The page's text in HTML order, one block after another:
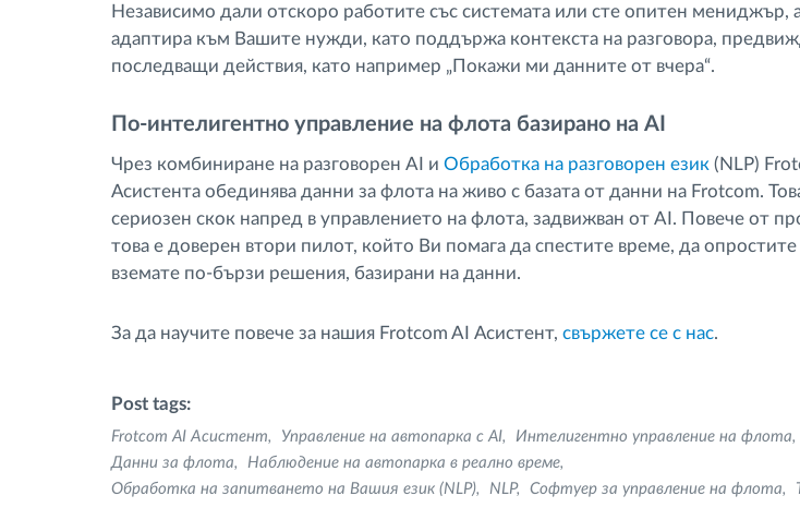
Независимо дали отскоро работите със системата или сте опитен мениджър,
адаптира към Вашите нужди, като поддържа контекста на разговора,
последващи действия, като например „Покажи ми данните от вчера“.
По-интелигентно управление на флота базирано на AI
Чрез комбиниране на разговорен AI и Обработка на разговорен език (NLP)
Асистента обединява данни за флота на живо с базата от данни на Frotcom.
сериозен скок напред в управлението на флота, задвижван от AI. Повече от
това е доверен втори пилот, който Ви помага да спестите време, да
вземате по-бързи решения, базирани на данни.
За да научите повече за нашия Frotcom AI Асистент, свържете се с нас.
Post tags:
Frotcom AI Асистент Управление на автопарка с AI Интелигентно управление на флота
Данни за флота
Наблюдение на автопарка в реално време
Обработка на запитването на Вашия език (NLP)
NLP Софтуер за управление на флота